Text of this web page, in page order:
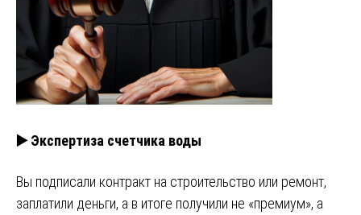
▶️ Экспертиза счетчика воды
Вы подписали контракт на строительство или ремонт,
заплатили деньги, а в итоге получили не «премиум», а